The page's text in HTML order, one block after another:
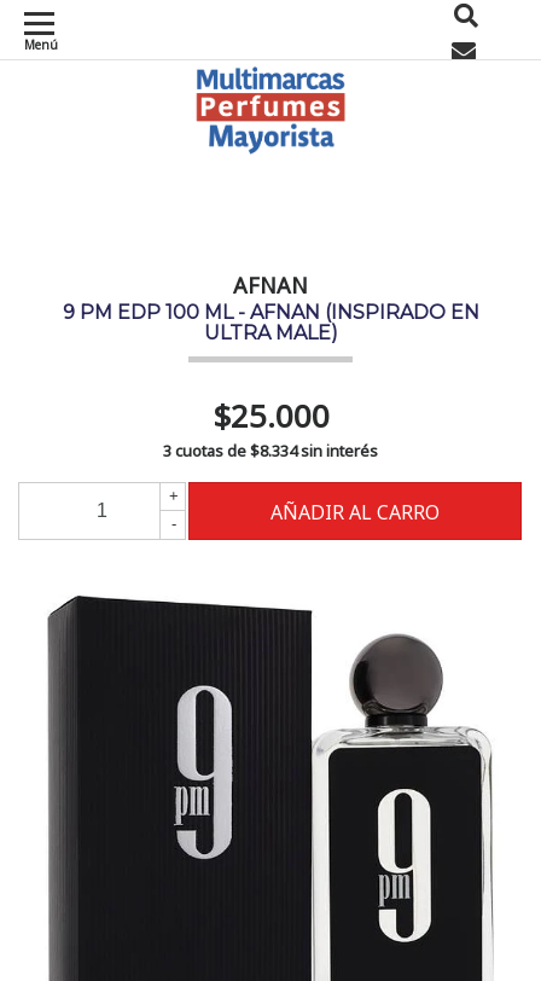
Menú
AFNAN
9 PM EDP 100 ML - AFNAN (INSPIRADO EN
ULTRA MALE)
$25.000
3 cuotas de$8.334sin interés
+
-